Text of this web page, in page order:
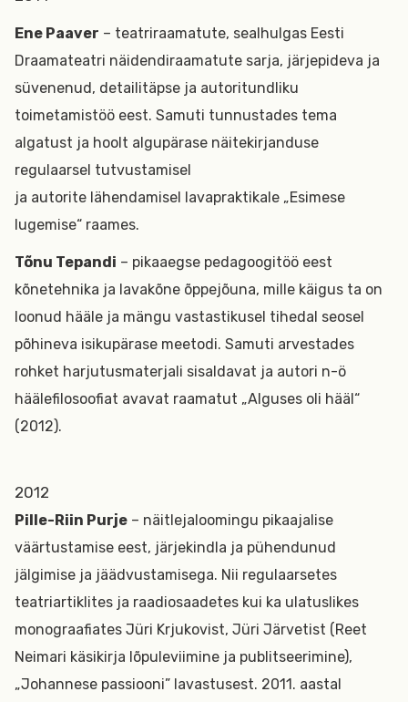
Ene Paaver – teatriraamatute, sealhulgas Eesti
Draamateatri näidendiraamatute sarja, järjepideva ja
süvenenud, detailitäpse ja autoritundliku
toimetamistöö eest. Samuti tunnustades tema
algatust ja hoolt algupärase näitekirjanduse
regulaarsel tutvustamisel
ja autorite lähendamisel lavapraktikale „Esimese
lugemise“ raames.
Tõnu Tepandi – pikaaegse pedagoogitöö eest
kõnetehnika ja lavakõne õppejõuna, mille käigus ta on
loonud hääle ja mängu vastastikusel tihedal seosel
põhineva isikupärase meetodi. Samuti arvestades
rohket harjutusmaterjali sisaldavat ja autori n-ö
häälefilosoofiat avavat raamatut „Alguses oli hääl“
(2012).
2012
Pille-Riin Purje – näitlejaloomingu pikaajalise
väärtustamise eest, järjekindla ja pühendunud
jälgimise ja jäädvustamisega. Nii regulaarsetes
teatriartiklites ja raadiosaadetes kui ka ulatuslikes
monograafiates Jüri Krjukovist, Jüri Järvetist (Reet
Neimari käsikirja lõpuleviimine ja publitseerimine),
„Johannese passiooni” lavastusest. 2011. aastal